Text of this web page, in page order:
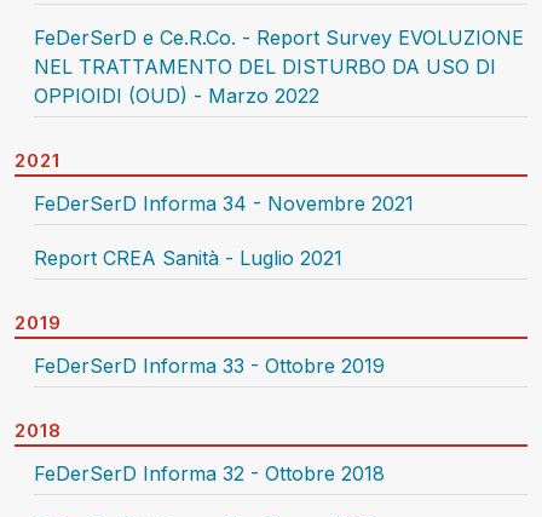
FeDerSerD e Ce.R.Co. - Report Survey EVOLUZIONE
NEL TRATTAMENTO DEL DISTURBO DA USO DI
OPPIOIDI (OUD) - Marzo 2022
2021
FeDerSerD Informa 34 - Novembre 2021
Report CREA Sanità - Luglio 2021
2019
FeDerSerD Informa 33 - Ottobre 2019
2018
FeDerSerD Informa 32 - Ottobre 2018